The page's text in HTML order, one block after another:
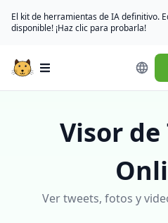
El kit de herramientas de IA definitivo.
disponible! ¡Haz clic para probarla!
Open main menu
Visor
Ver tweets, fotos y